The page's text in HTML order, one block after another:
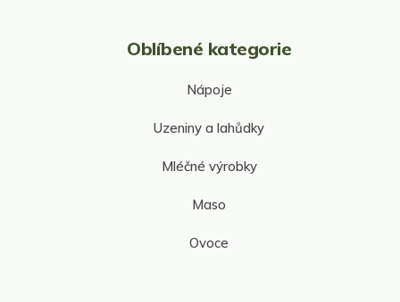
Oblíbené kategorie
Nápoje
Uzeniny a lahůdky
Mléčné výrobky
Maso
Ovoce